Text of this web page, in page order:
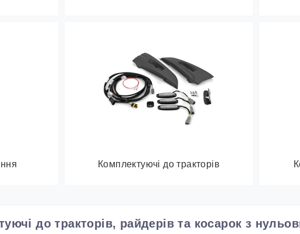
Комплектуючі до тракторів
до тракторів, райдерів та косарок з